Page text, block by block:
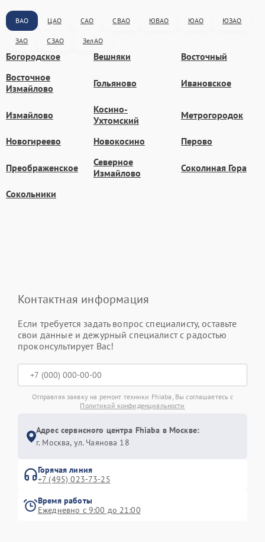
ВАО ЦАО САО СВАО ЮВАО ЮАО ЮЗАО
ЗАО СЗАО ЗелАО
Богородское Вешняки
Восточный
Восточное
Измайлово
Гольяново Ивановское
Измайлово
Косино-
Ухтомский
Метрогородок
Новогиреево Новокосино Перово
Преображенское
Северное
Измайлово
Соколиная Гора
Сокольники
Контактная информация
Если требуется задать вопрос специалисту, оставьте
свои данные и дежурный специалист с радостью
проконсультирует Вас!
Отправляя заявку на ремонт техники Fhiaba, Вы соглашаетесь с
Политикой конфиденциальности
Адрес сервисного центра Fhiaba в Москве:
г. Москва, ул. Чаянова 18
Горячая линия
+7 (495) 023-73-25
Время работы
Ежедневно с 9:00 до 21:00